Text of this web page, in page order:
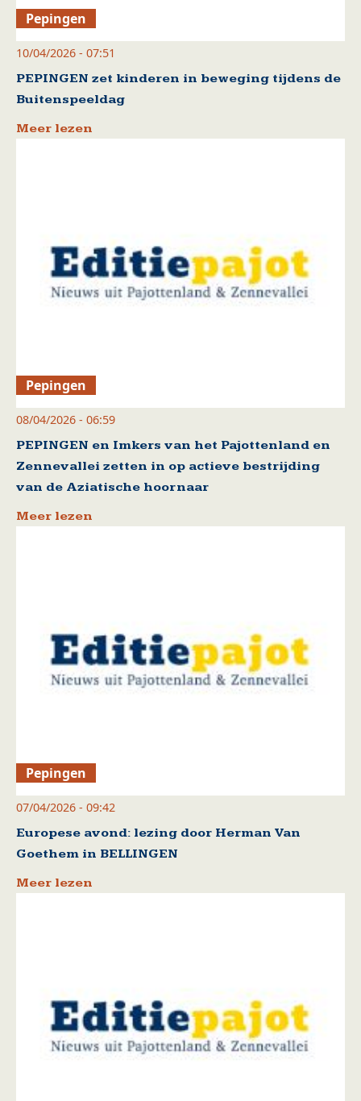
Pepingen
10/04/2026 - 07:51
PEPINGEN zet kinderen in beweging tijdens de
Buitenspeeldag
Meer lezen
Pepingen
08/04/2026 - 06:59
PEPINGEN en Imkers van het Pajottenland en
Zennevallei zetten in op actieve bestrijding
van de Aziatische hoornaar
Meer lezen
Pepingen
07/04/2026 - 09:42
Europese avond: lezing door Herman Van
Goethem in BELLINGEN
Meer lezen